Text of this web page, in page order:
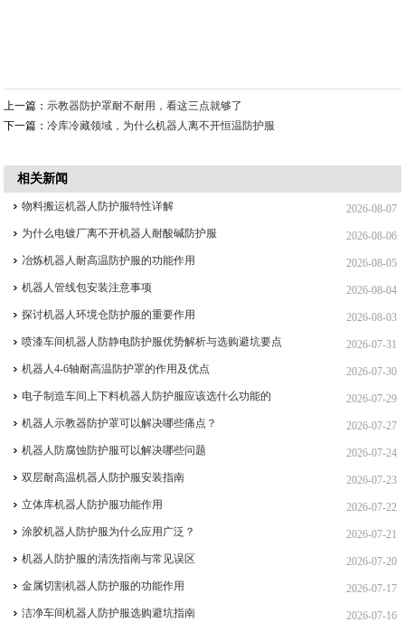
上一篇：示教器防护罩耐不耐用，看这三点就够了
下一篇：冷库冷藏领域，为什么机器人离不开恒温防护服
相关新闻
2026-08-07
物料搬运机器人防护服特性详解
2026-08-06
为什么电镀厂离不开机器人耐酸碱防护服
2026-08-05
冶炼机器人耐高温防护服的功能作用
2026-08-04
机器人管线包安装注意事项
2026-08-03
探讨机器人环境仓防护服的重要作用
2026-07-31
喷漆车间机器人防静电防护服优势解析与选购避坑要点
2026-07-30
机器人4-6轴耐高温防护罩的作用及优点
2026-07-29
电子制造车间上下料机器人防护服应该选什么功能的
2026-07-27
机器人示教器防护罩可以解决哪些痛点？
2026-07-24
机器人防腐蚀防护服可以解决哪些问题
2026-07-23
双层耐高温机器人防护服安装指南
2026-07-22
立体库机器人防护服功能作用
2026-07-21
涂胶机器人防护服为什么应用广泛？
2026-07-20
机器人防护服的清洗指南与常见误区
2026-07-17
金属切割机器人防护服的功能作用
2026-07-16
洁净车间机器人防护服选购避坑指南